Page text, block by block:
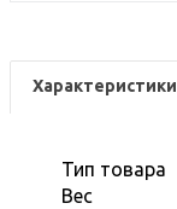
Характеристики
Тип товара
Вес